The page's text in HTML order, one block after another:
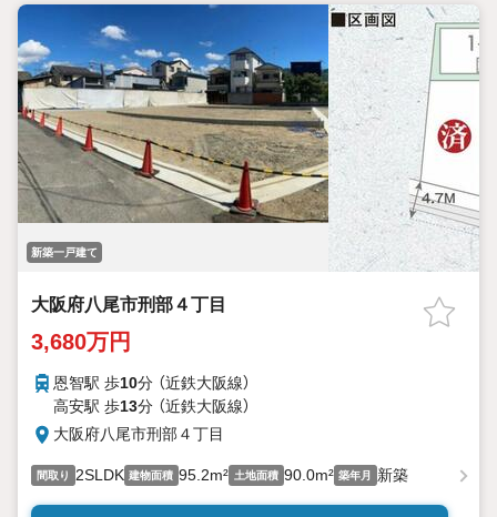
新築一戸建て
大阪府八尾市刑部４丁目
3,680万円
恩智駅 歩10分 （近鉄大阪線）
高安駅 歩13分 （近鉄大阪線）
大阪府八尾市刑部４丁目
間取り 2SLDK 建物面積 95.2m² 土地面積 90.0m² 築年月 新築